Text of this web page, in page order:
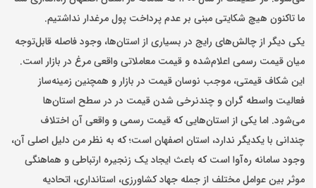
ما تاکنون هیچ شکایتی مبنی بر عدم پرداخت پول مرغدار نداشتیم.
یکی دیگر از چالش‌های رایج در بسیاری از استان‌ها، وجود فاصله قابل‌توجه
میان قیمت رسمی اعلام‌شده و قیمت معاملاتی واقعی مرغ در بازار است.
این شکاف قیمتی، موجب نوسان قیمت در بازار و همچنین زمینه‌ساز
فعالیت واسطه گران و چندنرخی شدن قیمت در در سطح استان‌ها
می‌شود. اما یکی از استان‌هایی که قیمت رسمی و واقعی آن اختلاف
چندانی با یکدیگر ندارد، استان اصفهان است؛ که به نظر من دلیل اصلی آن،
وجود سامانه ره‌آوا است که باعث ایجاد یک زنجیره ارتباطی و هماهنگی
موثر بین عوامل مختلف از جمله جهاد کشاورزی، استانداری، اتحادیه